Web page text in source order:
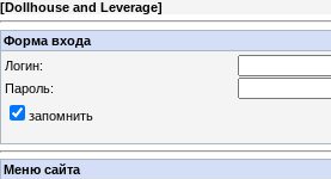
[Dollhouse and Leverage]
Форма входа
Логин:
Пароль:
запомнить
Меню сайта